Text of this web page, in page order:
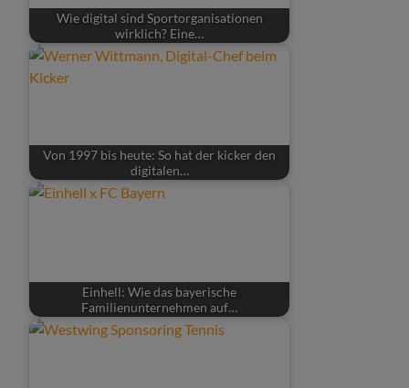
Wie digital sind Sportorganisationen
wirklich? Eine…
Von 1997 bis heute: So hat der kicker den
digitalen…
Einhell: Wie das bayerische
Familienunternehmen auf…